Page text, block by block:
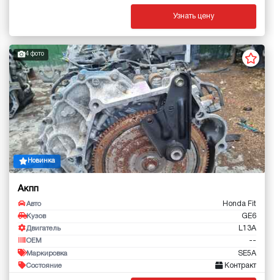
Узнать цену
4 фото
Новинка
Акпп
Авто Honda Fit
Кузов GE6
Двигатель L13A
OEM --
Маркировка SE5A
Состояние Контракт